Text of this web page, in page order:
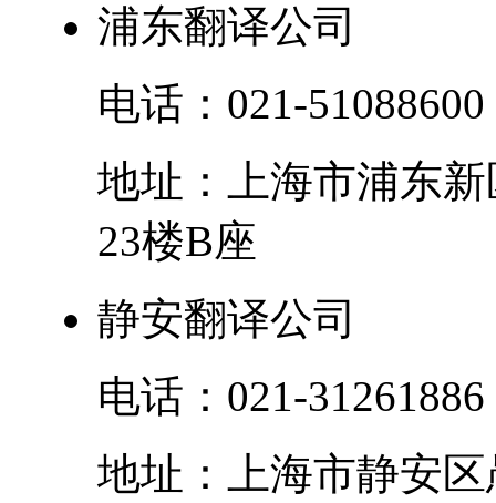
浦东翻译公司
电话： 021-51088600
地址：
上海市浦东新
23楼B座
静安翻译公司
电话： 021-31261886
地址：
上海市静安区